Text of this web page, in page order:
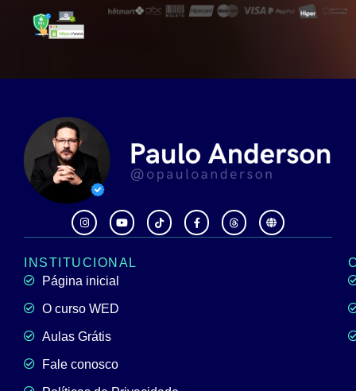
INSTITUCIONAL
Página inicial
O curso WED
Aulas Grátis
Fale conosco